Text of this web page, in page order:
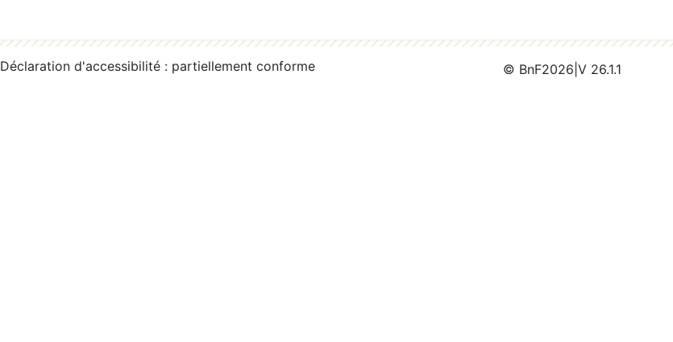
Déclaration d'accessibilité : partiellement conforme © BnF2026 V 26.1.1